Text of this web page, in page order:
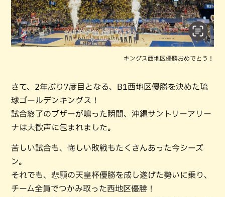
キングス西地区優勝おめでとう！
さて、2年ぶり7度目となる、B1西地区優勝を決めた琉
球ゴールデンキングス！
試合終了のブザーが鳴った瞬間、沖縄サントリーアリー
ナは大歓声に包まれました。
苦しい試合も、悔しい敗戦もたくさんあった今シーズ
ン。
それでも、悲願の天皇杯優勝を成し遂げた勢いに乗り、
チーム全員でつかみ取った西地区優勝！